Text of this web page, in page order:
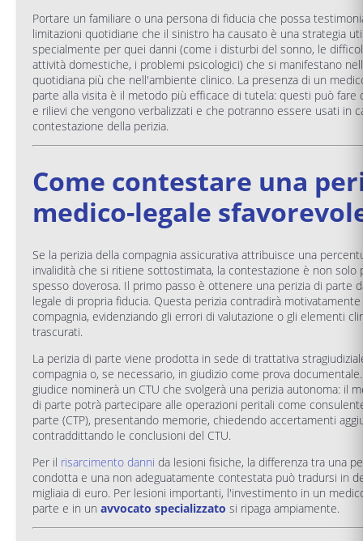
Portare un familiare o una persona di fiducia che possa
limitazioni quotidiane che il sinistro ha causato è una strategia
specialmente per quei danni (come i disturbi del sonno, le
attività domestiche, i problemi psicologici) che si manifestano
quotidiana più che nell'ambiente clinico. La presenza di un
parte alla visita è il metodo più efficace di tutela: questi può fare
e rilievi che vengono verbalizzati e che potranno essere usati in
contestazione della perizia.
Come contestare una
medico-legale
Se la perizia della compagnia assicurativa attribuisce una
invalidità che si ritiene sottostimata, la contestazione è non solo
spesso doverosa. Il primo passo è ottenere una perizia di parte
legale di propria fiducia. Questa perizia contradirà
compagnia, evidenziando gli errori di valutazione o gli elementi
trascurati.
La perizia di parte viene prodotta in sede di trattativa
compagnia o, se necessario, in giudizio come prova
giudice nominerà un CTU che svolgerà una perizia autonoma: il
di parte potrà partecipare alle operazioni peritali come
parte (CTP), presentando memorie, chiedendo accertamenti
contraddittando le conclusioni del CTU.
Per il risarcimento danni da lesioni fisiche, la differenza tra una
condotta e una non adeguatamente contestata può tradursi in
migliaia di euro. Per lesioni importanti, l'investimento in un
parte e in un avvocato specializzato si ripaga ampiamente.